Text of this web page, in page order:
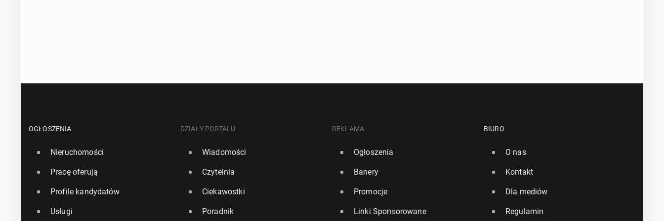
OGŁOSZENIA
Nieruchomości
Pracę oferują
Profile kandydatów
Usługi
DZIAŁY PORTALU
Wiadomości
Czytelnia
Ciekawostki
Poradnik
REKLAMA
Ogłoszenia
Banery
Promocje
Linki Sponsorowane
BIURO
O nas
Kontakt
Dla mediów
Regulamin